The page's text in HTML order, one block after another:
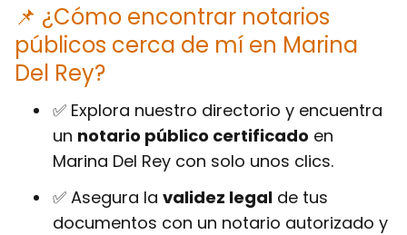
📌 ¿Cómo encontrar notarios
públicos cerca de mí en Marina
Del Rey?
✅ Explora nuestro directorio y encuentra
un notario público certificado en
Marina Del Rey con solo unos clics.
✅ Asegura la validez legal de tus
documentos con un notario autorizado y